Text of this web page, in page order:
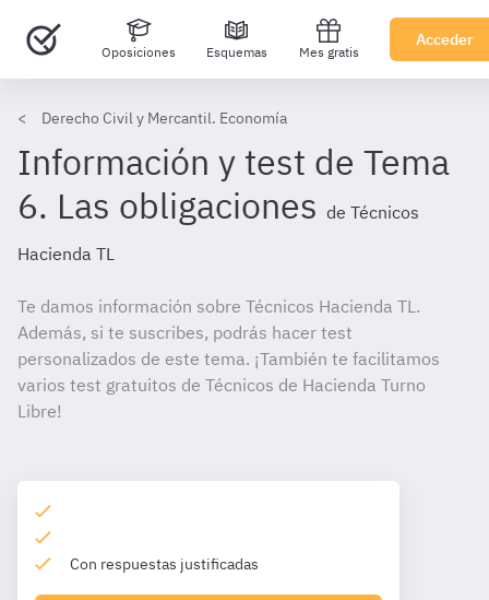
Oposiciones Esquemas Mes gratis
Acceder
Derecho Civil y Mercantil. Economía
Información y test de Tema
6. Las obligaciones de Técnicos
Hacienda TL
Te damos información sobre Técnicos Hacienda TL.
Además, si te suscribes, podrás hacer test
personalizados de este tema. ¡También te facilitamos
varios test gratuitos de Técnicos de Hacienda Turno
Libre!
Con respuestas justificadas